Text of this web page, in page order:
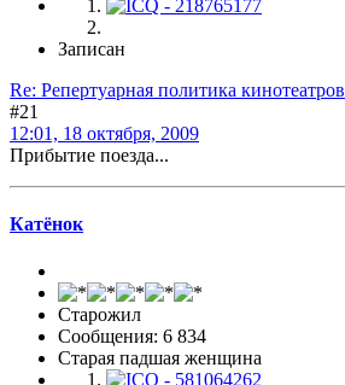
Записан
Re: Репертуарная политика кинотеатров
#21
12:01, 18 октября, 2009
Прибытие поезда...
Катёнок
Старожил
Сообщения: 6 834
Старая падшая женщина